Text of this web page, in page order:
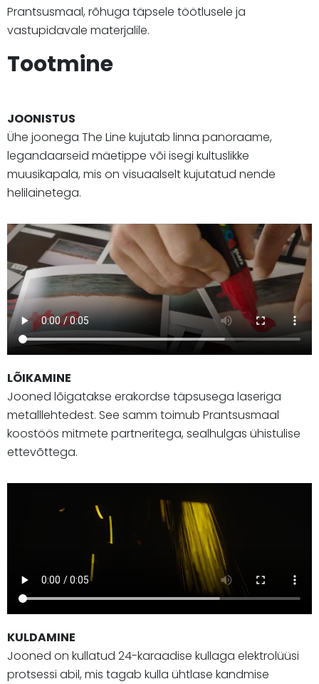
Prantsusmaal, rõhuga täpsele töötlusele ja
vastupidavale materjalile.
Tootmine
JOONISTUS
Ühe joonega The Line kujutab linna panoraame,
legandaarseid mäetippe või isegi kultuslikke
muusikapala, mis on visuaalselt kujutatud nende
helilainetega.
LÕIKAMINE
Jooned lõigatakse erakordse täpsusega laseriga
metalllehtedest. See samm toimub Prantsusmaal
koostöös mitmete partneritega, sealhulgas ühistulise
ettevõttega.
KULDAMINE
Jooned on kullatud 24-karaadise kullaga elektrolüüsi
protsessi abil, mis tagab kulla ühtlase kandmise